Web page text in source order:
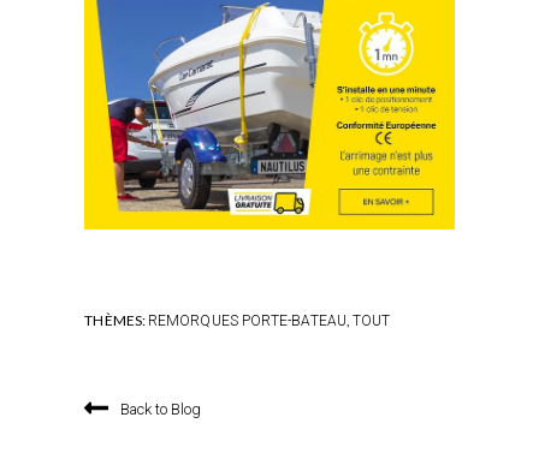
THÈMES: REMORQUES PORTE-BATEAU TOUT
Back to Blog